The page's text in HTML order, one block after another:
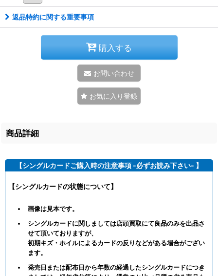
返品特約に関する重要事項
購入する
お問い合わせ
お気に入り登録
商品詳細
【シングルカードご購入時の注意事項 -必ずお読み下さい- 】
【シングルカードの状態について】
画像は見本です。
シングルカードに関しましては店頭買取にて良品のみを出品さ
せて頂いておりますが、
初期キズ・ホイルによるカードの反りなどがある場合がござい
ます。
発売日または配布日から年数の経過したシングルカードにつき